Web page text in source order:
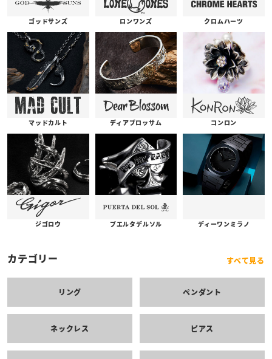
ゴッドサンズ ロンワンズ クロムハーツ
マッドカルト ディアブロッサム コンロン
ジゴロウ プエルタデルソル ディーワンミラノ
カテゴリー すべて見る
リング ペンダント
ネックレス ピアス